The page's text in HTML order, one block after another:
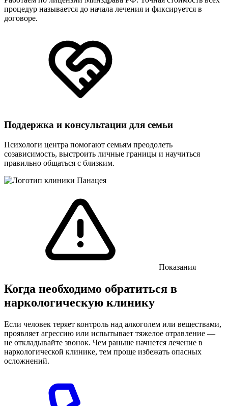
процедур называется до начала лечения и фиксируется в
договоре.
Поддержка и консультации для семьи
Психологи центра помогают семьям преодолеть
созависимость, выстроить личные границы и научиться
правильно общаться с близким.
Показания
Когда необходимо обратиться в
наркологическую клинику
Если человек теряет контроль над алкоголем или веществами,
проявляет агрессию или испытывает тяжелое отравление —
не откладывайте звонок. Чем раньше начнется лечение в
наркологической клинике, тем проще избежать опасных
осложнений.